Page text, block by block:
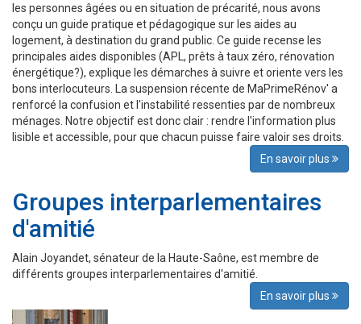
les personnes âgées ou en situation de précarité, nous avons
conçu un guide pratique et pédagogique sur les aides au
logement, à destination du grand public. Ce guide recense les
principales aides disponibles (APL, prêts à taux zéro, rénovation
énergétique?), explique les démarches à suivre et oriente vers les
bons interlocuteurs. La suspension récente de MaPrimeRénov' a
renforcé la confusion et l'instabilité ressenties par de nombreux
ménages. Notre objectif est donc clair : rendre l'information plus
lisible et accessible, pour que chacun puisse faire valoir ses droits.
En savoir plus
Groupes interparlementaires
d'amitié
Alain Joyandet, sénateur de la Haute-Saône, est membre de
différents groupes interparlementaires d'amitié.
En savoir plus